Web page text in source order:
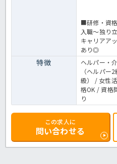
■研修・資
入職～独り
キャリアア
あり◎
特徴
ヘルパー・
（ヘルパー
級） / 女性
格OK / 資格
り
この求人に
問い合わせる